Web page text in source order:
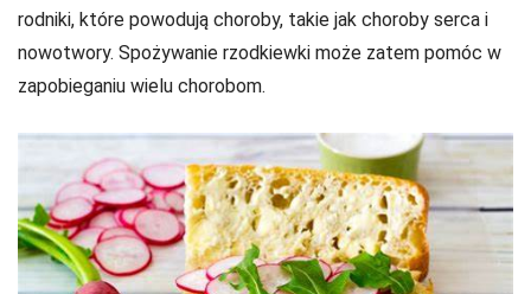
rodniki, które powodują choroby, takie jak choroby serca i
nowotwory. Spożywanie rzodkiewki może zatem pomóc w
zapobieganiu wielu chorobom.